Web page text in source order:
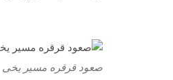
صعود قرقره مسیر یخی